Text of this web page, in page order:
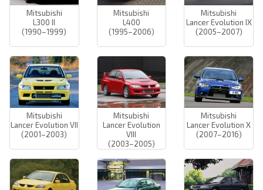
Mitsubishi
L300 II
(1990–1999)
Mitsubishi
L400
(1995–2006)
Mitsubishi
Lancer Evolution IX
(2005–2007)
Mitsubishi
Lancer Evolution VII
(2001–2003)
Mitsubishi
Lancer Evolution
VIII
(2003–2005)
Mitsubishi
Lancer Evolution X
(2007–2016)